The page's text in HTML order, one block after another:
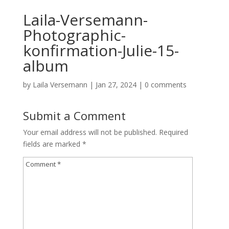
Laila-Versemann-
Photographic-
konfirmation-Julie-15-
album
by Laila Versemann | Jan 27, 2024| 0 comments
Submit a Comment
Your email address will not be published. Required
fields are marked *